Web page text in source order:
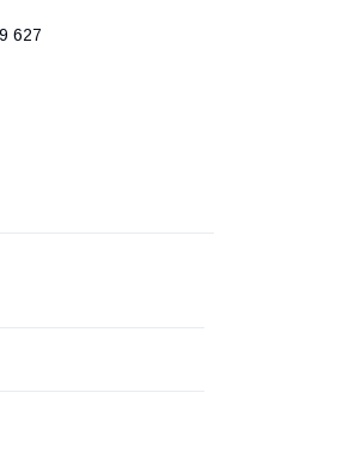
627